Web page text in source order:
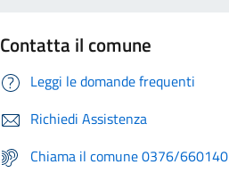
Contatta il comune
Leggi le domande frequenti
Richiedi Assistenza
Chiama il comune 0376/660140